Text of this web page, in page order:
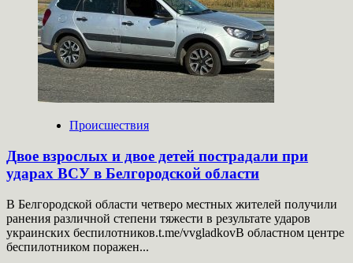
когда
могут
наказать
за
покупку
частей
оружия
Происшествия
Двое взрослых и двое детей пострадали при
ударах ВСУ в Белгородской области
В Белгородской области четверо местных жителей получили
ранения различной степени тяжести в результате ударов
украинских беспилотников.t.me/vvgladkovВ областном центре
беспилотником поражен...